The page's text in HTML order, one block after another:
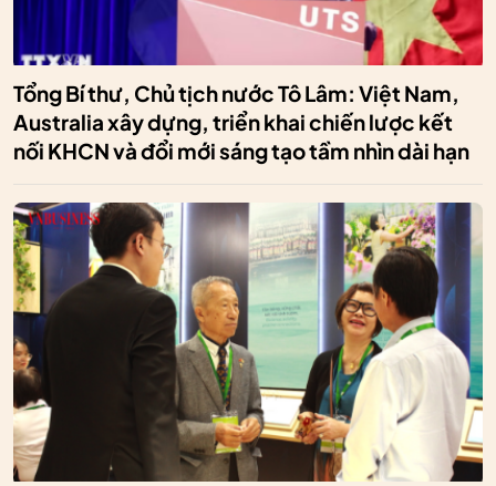
Tổng Bí thư, Chủ tịch nước Tô Lâm: Việt Nam,
Australia xây dựng, triển khai chiến lược kết
nối KHCN và đổi mới sáng tạo tầm nhìn dài hạn